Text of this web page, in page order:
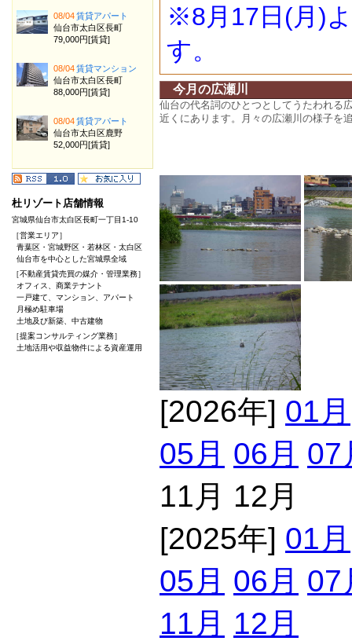
※8月17日(月)
す。
今月の広瀬川
仙台の代名詞のひとつとしてうたわれる
近くにあります。月々の広瀬川の様子を
[2026年] 01月
05月 06月 07
11月 12月
[2025年] 01月
05月 06月 07
11月 12月
08/04賃貸アパート
仙台市太白区長町
79,000円[賃貸]
08/04賃貸マンション
仙台市太白区長町
88,000円[賃貸]
08/04賃貸アパート
仙台市太白区鹿野
52,000円[賃貸]
杜リゾート店舗情報
宮城県仙台市太白区長町一丁目1-10
［営業エリア］
青葉区・宮城野区・若林区・太白区
仙台市を中心とした宮城県全域
［不動産賃貸売買の媒介・管理業務］
オフィス、商業テナント
一戸建て、マンション、アパート
月極め駐車場
土地及び新築、中古建物
［提案コンサルティング業務］
土地活用や収益物件による資産運用